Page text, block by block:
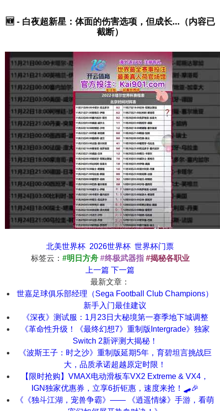
🆕 - 白夜超新星：体面的伤害选项，但成长...（内容已
截断）
北美世界杯 2026世界杯 世界杯门票
标签云： #明日方舟 #终极武器指 #揭秘各职业
上一篇 下一篇
最新文章：
世嘉足球俱乐部经理（Sega Football Club Champions）
新手入门最佳建议
《深夜》测试服：1月23日大秘境第一赛季地下城调整
《革命性升级！《最终幻想7》重制版Intergrade》独家
Switch 2新评测大揭秘！
《波斯王子：时之沙》重制版延期5年，育碧坦言挑战巨
大，品质承诺超越原定时限！
【限时抢购】VMAX电动滑板车VX2 Extreme & VX4，
IGN独家优惠券，立享6折钜惠，速度来抢！🛹🎉
《《独斗江湖，宠兽争霸》—— 《逍遥情缘》手游，看萌